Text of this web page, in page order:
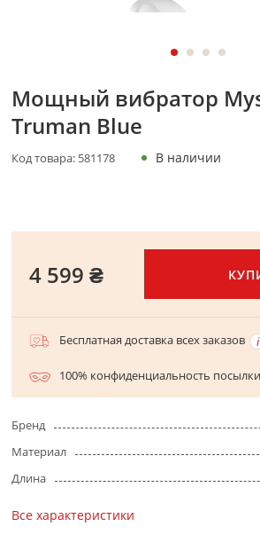
Мощный вибратор
Truman Blue
Код товара: 581178 В наличии
4 599 ₴
Бесплатная доставка всех заказов
100% конфиденциальность посылки
Бренд
Материал
Длина
Все характеристики